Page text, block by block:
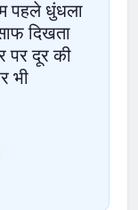
पहले धुंधला
दिखता
पर दूर की
भी